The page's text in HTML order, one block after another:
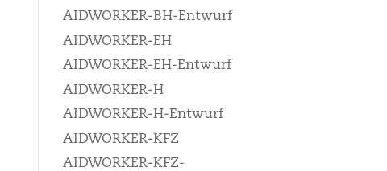
AIDWORKER-BH-Entwurf
AIDWORKER-EH
AIDWORKER-EH-Entwurf
AIDWORKER-H
AIDWORKER-H-Entwurf
AIDWORKER-KFZ
AIDWORKER-KFZ-